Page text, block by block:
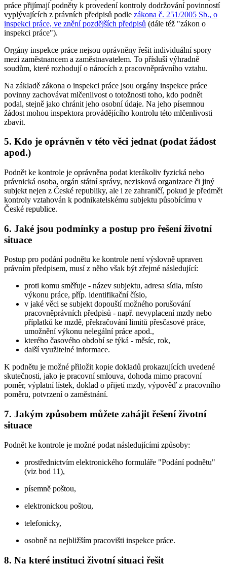
práce přijímají podněty k provedení kontroly dodržování povinností
vyplývajících z právních předpisů podle zákona č. 251/2005 Sb., o
inspekci práce, ve znění pozdějších předpisů (dále též "zákon o
inspekci práce").
Orgány inspekce práce nejsou oprávněny řešit individuální spory
mezi zaměstnancem a zaměstnavatelem. To přísluší výhradně
soudům, které rozhodují o nárocích z pracovněprávního vztahu.
Na základě zákona o inspekci práce jsou orgány inspekce práce
povinny zachovávat mlčenlivost o totožnosti toho, kdo podnět
podal, stejně jako chránit jeho osobní údaje. Na jeho písemnou
žádost mohou inspektora provádějícího kontrolu této mlčenlivosti
zbavit.
5. Kdo je oprávněn v této věci jednat (podat žádost
apod.)
Podnět ke kontrole je oprávněna podat kterákoliv fyzická nebo
právnická osoba, orgán státní správy, nezisková organizace či jiný
subjekt nejen z České republiky, ale i ze zahraničí, pokud je předmět
kontroly vztahován k podnikatelskému subjektu působícímu v
České republice.
6. Jaké jsou podmínky a postup pro řešení životní
situace
Postup pro podání podnětu ke kontrole není výslovně upraven
právním předpisem, musí z něho však být zřejmé následující:
proti komu směřuje - název subjektu, adresa sídla, místo
výkonu práce, příp. identifikační číslo,
v jaké věci se subjekt dopouští možného porušování
pracovněprávních předpisů - např. nevyplacení mzdy nebo
příplatků ke mzdě, překračování limitů přesčasové práce,
umožnění výkonu nelegální práce apod.,
kterého časového období se týká - měsíc, rok,
další využitelné informace.
K podnětu je možné přiložit kopie dokladů prokazujících uvedené
skutečnosti, jako je pracovní smlouva, dohoda mimo pracovní
poměr, výplatní lístek, doklad o přijetí mzdy, výpověď z pracovního
poměru, potvrzení o zaměstnání.
7. Jakým způsobem můžete zahájit řešení životní
situace
Podnět ke kontrole je možné podat následujícími způsoby:
prostřednictvím elektronického formuláře "Podání podnětu"
(viz bod 11),
písemně poštou,
elektronickou poštou,
telefonicky,
osobně na nejbližším pracovišti inspekce práce.
8. Na které instituci životní situaci řešit